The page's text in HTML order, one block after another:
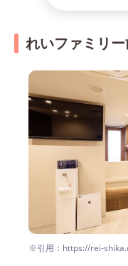
れいファミリ
※引用：https://rei-